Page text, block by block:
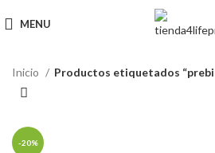
MENU
Inicio Productos etiquetados
-20%